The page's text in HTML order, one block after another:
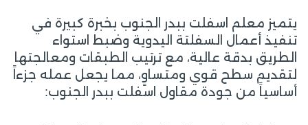
يتميز معلم اسفلت ببدر الجنوب بخبرة كبيرة في
تنفيذ أعمال السفلتة اليدوية وضبط استواء
الطريق بدقة عالية، مع ترتيب الطبقات ومعالجتها
لتقديم سطح قوي ومتساوٍ، مما يجعل عمله جزءاً
أساسياً من جودة مقاول اسفلت ببدر الجنوب: